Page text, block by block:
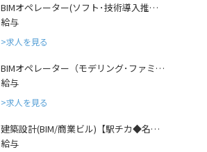
BIMオペレーター(ソフト･技術導入推…
給与
求人を見る
BIMオペレーター（モデリング･ファミ…
給与
求人を見る
建築設計(BIM/商業ビル)【駅チカ◆名…
給与